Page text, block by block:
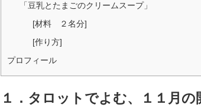
「豆乳とたまごのクリームスープ」
[材料 ２名分]
[作り方]
プロフィール
１．タロットでよむ、１１月の